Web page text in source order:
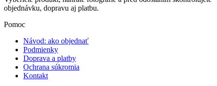
objednávku, dopravu aj platbu.
Pomoc
Návod: ako objednať
Podmienky
Doprava a platby
Ochrana súkromia
Kontakt